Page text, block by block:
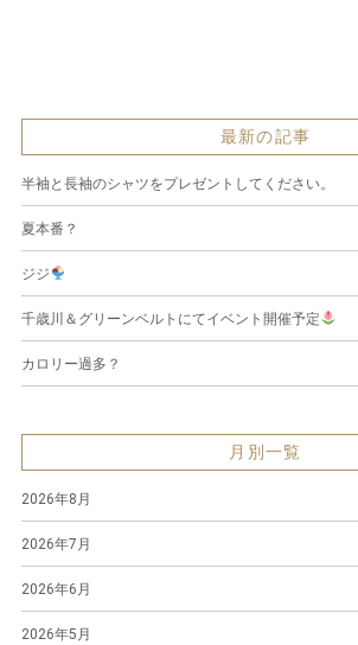
最新の記事
半袖と長袖のシャツをプレゼントしてください。
夏本番？
ジジ
千歳川＆グリーンベルトにてイベント開催予定
カロリー過多？
月別一覧
2026年8月
2026年7月
2026年6月
2026年5月